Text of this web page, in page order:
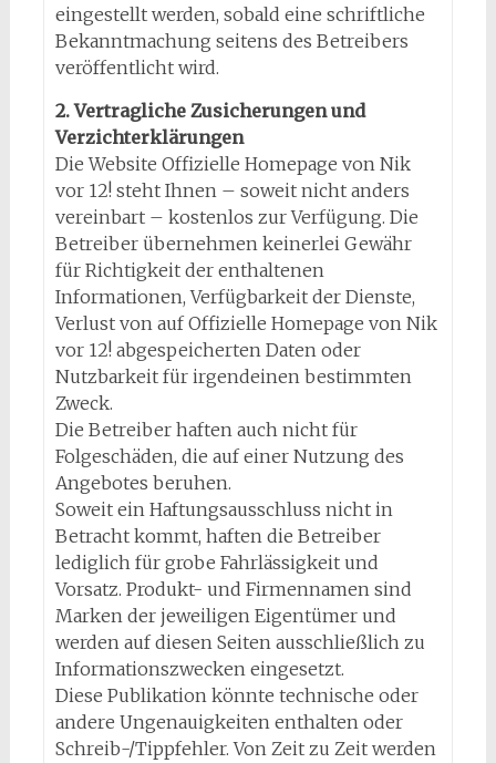
eingestellt werden, sobald eine schriftliche
Bekanntmachung seitens des Betreibers
veröffentlicht wird.
2. Vertragliche Zusicherungen und
Verzichterklärungen
Die Website Offizielle Homepage von Nik
vor 12! steht Ihnen – soweit nicht anders
vereinbart – kostenlos zur Verfügung. Die
Betreiber übernehmen keinerlei Gewähr
für Richtigkeit der enthaltenen
Informationen, Verfügbarkeit der Dienste,
Verlust von auf Offizielle Homepage von Nik
vor 12! abgespeicherten Daten oder
Nutzbarkeit für irgendeinen bestimmten
Zweck.
Die Betreiber haften auch nicht für
Folgeschäden, die auf einer Nutzung des
Angebotes beruhen.
Soweit ein Haftungsausschluss nicht in
Betracht kommt, haften die Betreiber
lediglich für grobe Fahrlässigkeit und
Vorsatz. Produkt- und Firmennamen sind
Marken der jeweiligen Eigentümer und
werden auf diesen Seiten ausschließlich zu
Informationszwecken eingesetzt.
Diese Publikation könnte technische oder
andere Ungenauigkeiten enthalten oder
Schreib-/Tippfehler. Von Zeit zu Zeit werden